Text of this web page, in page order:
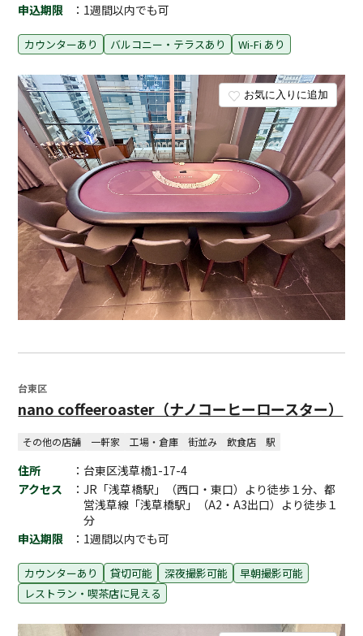
お気に入りに追加
申込期限
：1週間以内でも可
カウンターあり バルコニー・テラスあり Wi-Fi あり
台東区
nano coffeeroaster（ナノコーヒーロースター）
その他の店舗 一軒家 工場・倉庫 街並み 飲食店 駅
住所
：台東区浅草橋1-17-4
アクセス
：JR「浅草橋駅」（西口・東口）より徒歩１分、都
営浅草線「浅草橋駅」（A2・A3出口）より徒歩１
分
申込期限
：1週間以内でも可
カウンターあり 貸切可能 深夜撮影可能
早朝撮影可能
レストラン・喫茶店に見える